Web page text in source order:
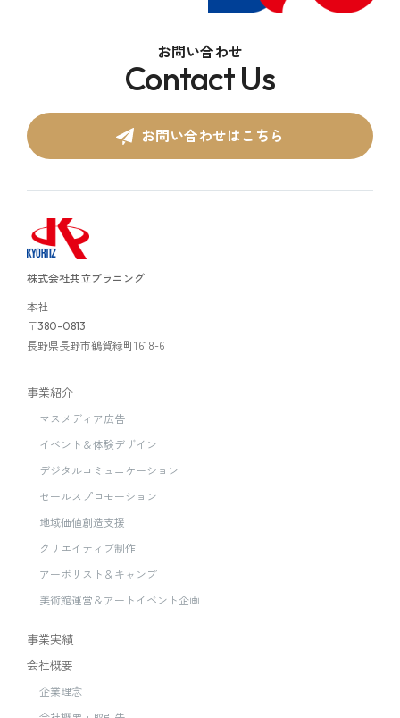
お問い合わせ
Contact Us
お問い合わせはこちら
株式会社共立プラニング
本社
〒380-0813
長野県長野市鶴賀緑町1618-6
事業紹介
マスメディア広告
イベント＆体験デザイン
デジタルコミュニケーション
セールスプロモーション
地域価値創造支援
クリエイティブ制作
アーボリスト＆キャンプ
美術館運営＆アートイベント企画
事業実績
会社概要
企業理念